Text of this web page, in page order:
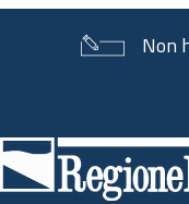
Non
di
pagina